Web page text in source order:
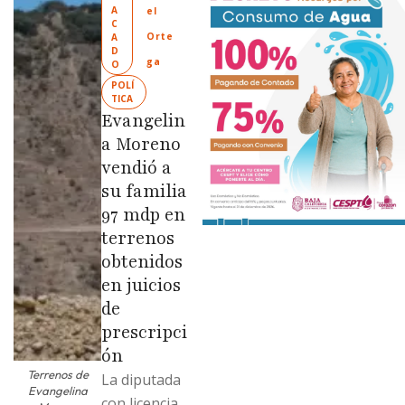
Ciudad
Limpia” en
colonias de
las …
Terrenos de
Evangelina
A
C
A
D
O
POLÍ
TICA
el
Orte
ga
Evangelin
a Moreno
vendió a
su familia
97 mdp en
terrenos
obtenidos
en juicios
de
prescripci
ón
La diputada